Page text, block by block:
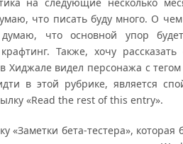
что писать буду много. О
что основной упор
Также, хочу
Хиджале видел персонажа с
в этой рубрике, является
«Read the rest of this entry».
бета-тестера», которая